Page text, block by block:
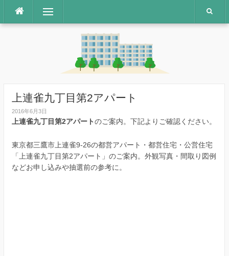
テ
メニュー
上連雀九丁目第2アパート
2016年6月3日
上連雀九丁目第2アパートのご案内。下記よりご確認ください。
東京都三鷹市上連雀9-26の都営アパート・都営住宅・公営住宅
「上連雀九丁目第2アパート」のご案内。外観写真・間取り図例
などお申し込みや抽選前の参考に。